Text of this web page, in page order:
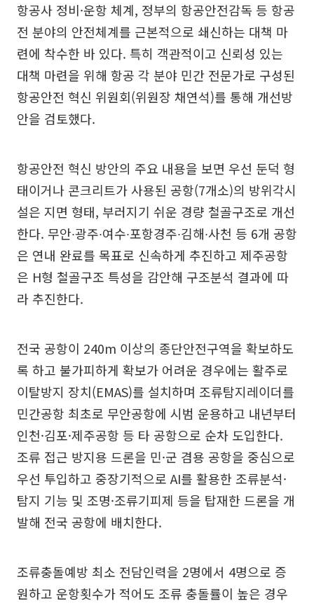
항공사 정비·운항 체계, 정부의 항공안전감독 등 항공
전 분야의 안전체계를 근본적으로 쇄신하는 대책 마
련에 착수한 바 있다. 특히 객관적이고 신뢰성 있는
대책 마련을 위해 항공 각 분야 민간 전문가로 구성된
항공안전 혁신 위원회(위원장 채연석)를 통해 개선방
안을 검토했다.
항공안전 혁신 방안의 주요 내용을 보면 우선 둔덕 형
태이거나 콘크리트가 사용된 공항(7개소)의 방위각시
설은 지면 형태, 부러지기 쉬운 경량 철골구조로 개선
한다. 무안∙광주∙여수∙포항경주∙김해∙사천 등 6개 공항
은 연내 완료를 목표로 신속하게 추진하고 제주공항
은 H형 철골구조 특성을 감안해 구조분석 결과에 따
라 추진한다.
전국 공항이 240m 이상의 종단안전구역을 확보하도
록 하고 불가피하게 확보가 어려운 경우에는 활주로
이탈방지 장치(EMAS)를 설치하며 조류탐지레이더를
민간공항 최초로 무안공항에 시범 운용하고 내년부터
인천·김포·제주공항 등 타 공항으로 순차 도입한다.
조류 접근 방지용 드론을 민·군 겸용 공항을 중심으로
우선 투입하고 중장기적으로 AI를 활용한 조류분석·
탐지 기능 및 조명·조류기피제 등을 탑재한 드론을 개
발해 전국 공항에 배치한다.
조류충돌예방 최소 전담인력을 2명에서 4명으로 증
원하고 운항횟수가 적어도 조류 충돌률이 높은 경우